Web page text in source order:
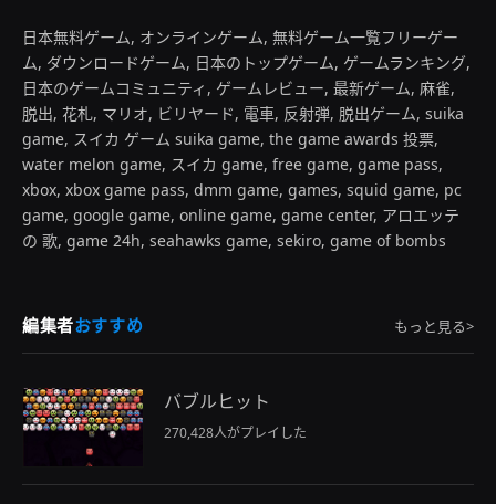
日本無料ゲーム, オンラインゲーム, 無料ゲーム一覧フリーゲー
ム, ダウンロードゲーム, 日本のトップゲーム, ゲームランキング,
日本のゲームコミュニティ, ゲームレビュー, 最新ゲーム, 麻雀,
脱出, 花札, マリオ, ビリヤード, 電車, 反射弾, 脱出ゲーム, suika
game, スイカ ゲーム suika game, the game awards 投票,
water melon game, スイカ game, free game, game pass,
xbox, xbox game pass, dmm game, games, squid game, pc
game, google game, online game, game center, アロエッテ
の 歌, game 24h, seahawks game, sekiro, game of bombs
編集者おすすめ もっと見る>
バブルヒット
270,428人がプレイした